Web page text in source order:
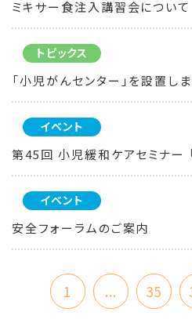
ミキサー食注入講習会について
トピックス
「小児がんセンター」を設置し
イベント
第45回 小児緩和ケアセミナー
イベント
安全フォーラムのご案内
1 ... 35